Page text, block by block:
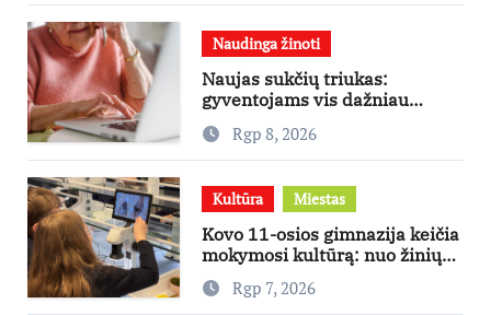
Naudinga žinoti
Naujas sukčių triukas:
gyventojams vis dažniau
skambina per „Viber“
Rgp 8, 2026
Kultūra Miestas
Kovo 11-osios gimnazija keičia
mokymosi kultūrą: nuo žinių
kaupimo – prie jų supratimo ir
taikymo
Rgp 7, 2026